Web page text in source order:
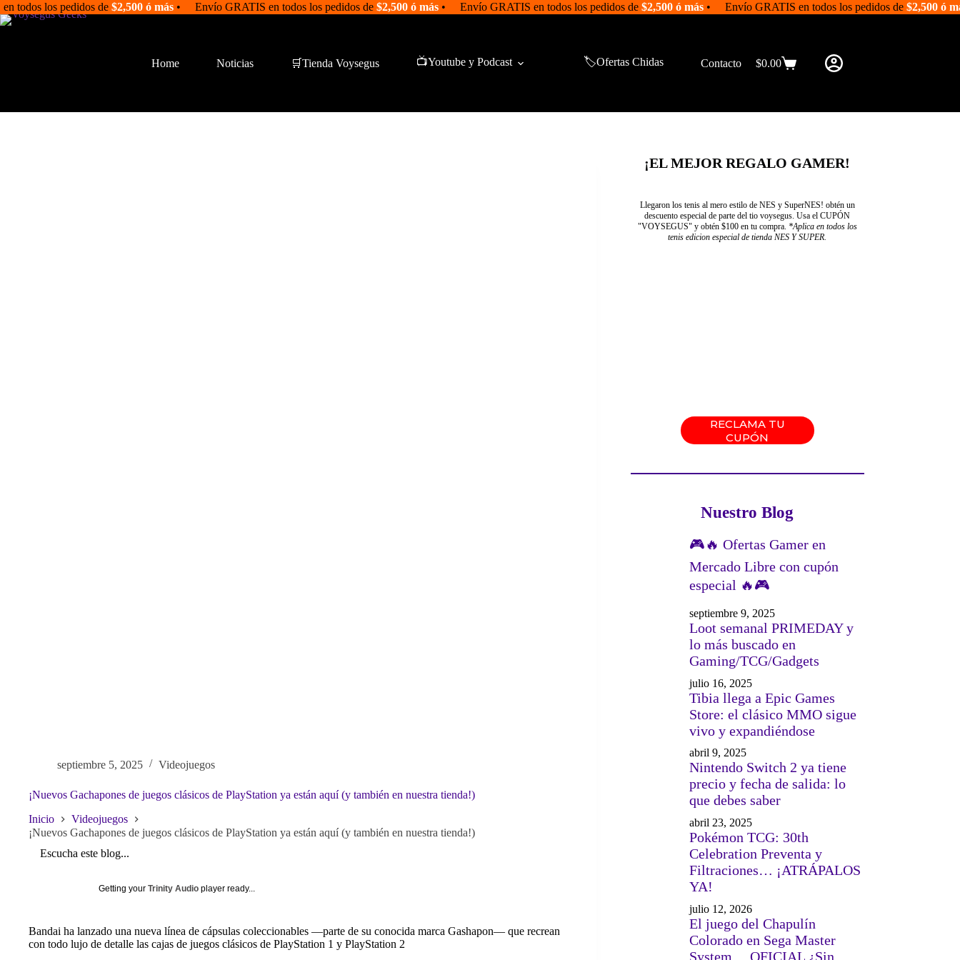
Saltar
al
todos los pedidos de $2,500 ó más • Envío GRATIS en todos los pedidos de $2,500 ó más • Envío GRATIS en todos los pedidos de $2,500 ó más • Envío GRATIS en todos los pedidos de $2,500 ó
Home Noticias 🛒Tienda Voysegus 📺Youtube y Podcast 🏷️Ofertas Chidas Contacto
Shopping
$0.00
septiembre 5, 2025 Videojuegos
¡Nuevos Gachapones de juegos clásicos de PlayStation ya están aquí (y también en nuestra tienda!)
Inicio
Videojuegos
¡Nuevos Gachapones de juegos clásicos de PlayStation ya están aquí (y también en nuestra tienda!)
Escucha este blog...
Getting your Trinity Audio player ready...
Bandai ha lanzado una nueva línea de cápsulas coleccionables —parte de su conocida marca Gashapon— que recrean
con todo lujo de detalle las cajas de juegos clásicos de PlayStation 1 y PlayStation 2
¡EL MEJOR REGALO GAMER!
Llegaron los tenis al mero estilo de NES y SuperNES! obtén un
descuento especial de parte del tio voysegus. Usa el CUPÓN
"VOYSEGUS" y obtén $100 en tu compra. *Aplica en todos los
tenis edicion especial de tienda NES Y SUPER.
RECLAMA TU
CUPÓN
Nuestro Blog
🎮🔥 Ofertas Gamer en
Mercado Libre con cupón
especial 🔥🎮
septiembre 9, 2025
Loot semanal PRIMEDAY y
lo más buscado en
Gaming/TCG/Gadgets
julio 16, 2025
Tibia llega a Epic Games
Store: el clásico MMO sigue
vivo y expandiéndose
abril 9, 2025
Nintendo Switch 2 ya tiene
precio y fecha de salida: lo
que debes saber
abril 23, 2025
Pokémon TCG: 30th
Celebration Preventa y
Filtraciones… ¡ATRÁPALOS
YA!
julio 12, 2026
El juego del Chapulín
Colorado en Sega Master
System… OFICIAL ¿Sin